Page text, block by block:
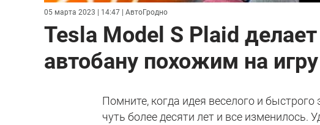
05 марта 2023 | 14:47 | АвтоГродно
Tesla Model S Plaid
автобану похожим на игру
Помните, когда идея веселого и
чуть более десяти лет и все изменилось.